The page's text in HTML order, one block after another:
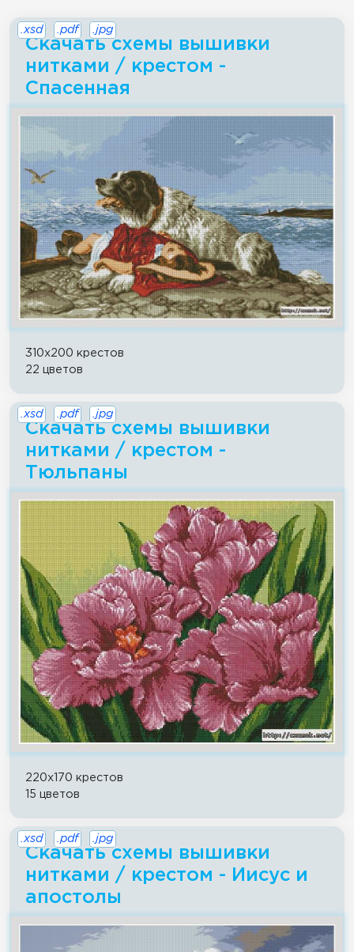
Скачать схемы вышивки
нитками / крестом -
Спасенная
.xsd .pdf .jpg
310x200 крестов
22 цветов
Скачать схемы вышивки
нитками / крестом -
Тюльпаны
.xsd .pdf .jpg
220x170 крестов
15 цветов
Скачать схемы вышивки
нитками / крестом - Иисус и
апостолы
.xsd .pdf .jpg